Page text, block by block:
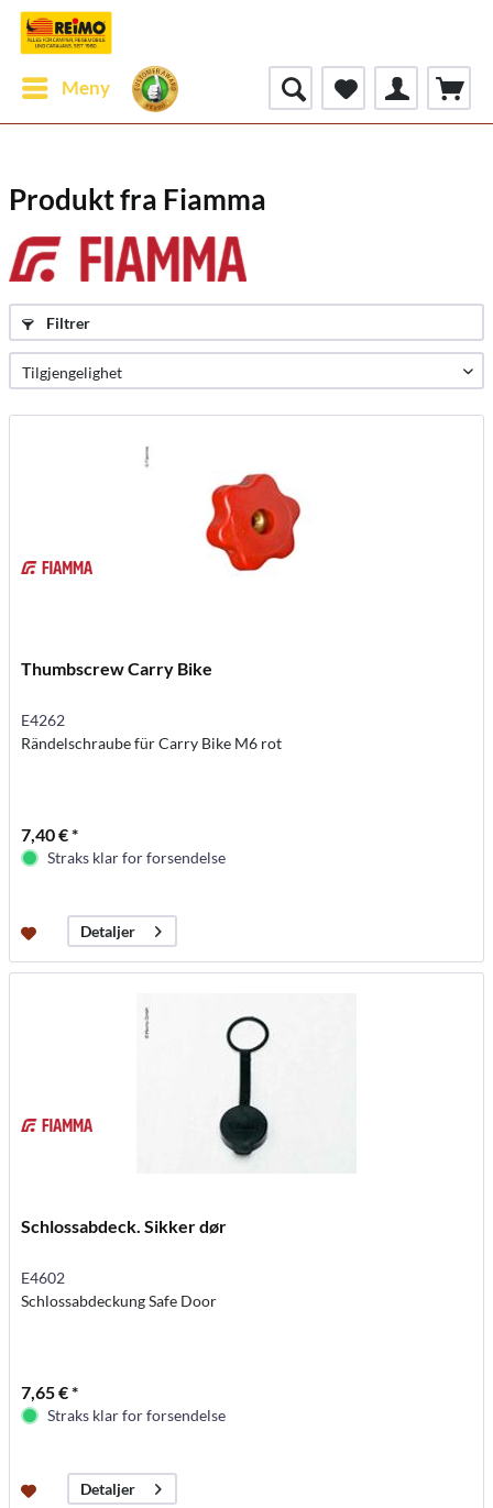
Meny
Produkt fra Fiamma
Filtrer
Thumbscrew Carry Bike
E4262
Rändelschraube für Carry Bike M6 rot
7,40 € *
Straks klar for forsendelse
Detaljer
Schlossabdeck. Sikker dør
E4602
Schlossabdeckung Safe Door
7,65 € *
Straks klar for forsendelse
Detaljer